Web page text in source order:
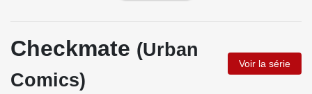
Checkmate (Urban
Comics)
Voir la série